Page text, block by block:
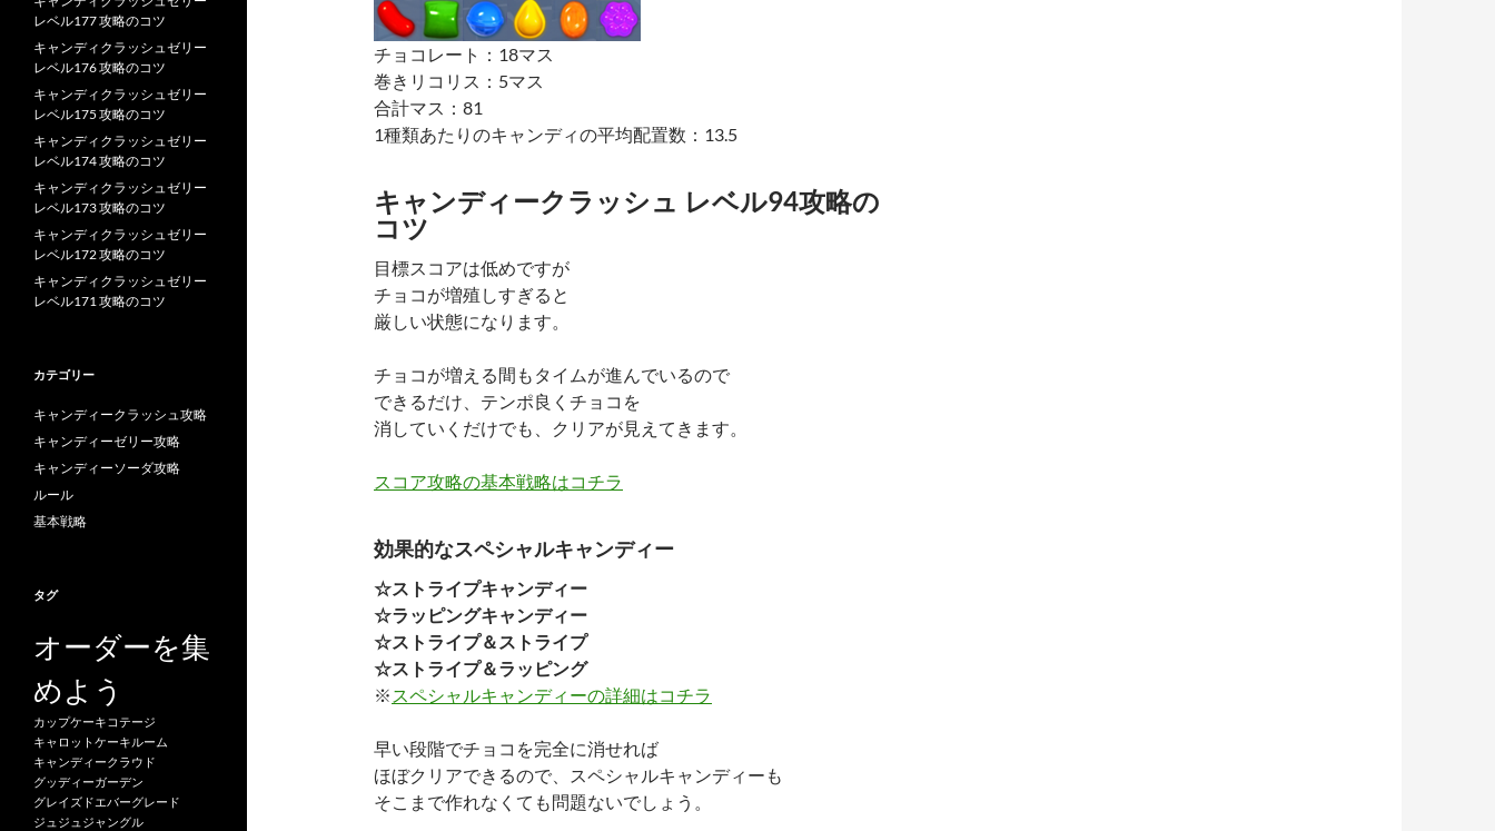
チョコレート：18マス
巻きリコリス：5マス
合計マス：81
1種類あたりのキャンディの平均配置数：13.5
キャンディークラッシュ レベル94攻略の
コツ
目標スコアは低めですが
チョコが増殖しすぎると
厳しい状態になります。
チョコが増える間もタイムが進んでいるので
できるだけ、テンポ良くチョコを
消していくだけでも、クリアが見えてきます。
スコア攻略の基本戦略はコチラ
効果的なスペシャルキャンディー
☆ストライプキャンディー
☆ラッピングキャンディー
☆ストライプ＆ストライプ
☆ストライプ＆ラッピング
※ スペシャルキャンディーの詳細はコチラ
早い段階でチョコを完全に消せれば
ほぼクリアできるので、スペシャルキャンディーも
そこまで作れなくても問題ないでしょう。
レベル177 攻略のコツ
キャンディクラッシュゼリー
レベル176 攻略のコツ
キャンディクラッシュゼリー
レベル175 攻略のコツ
キャンディクラッシュゼリー
レベル174 攻略のコツ
キャンディクラッシュゼリー
レベル173 攻略のコツ
キャンディクラッシュゼリー
レベル172 攻略のコツ
キャンディクラッシュゼリー
レベル171 攻略のコツ
カテゴリー
キャンディークラッシュ攻略
キャンディーゼリー攻略
キャンディーソーダ攻略
ルール
基本戦略
タグ
オーダーを集
めよう
カップケーキコテージ
キャロットケーキルーム
キャンディークラウド
グッディーガーデン
グレイズドエバーグレード
ジュジュジャングル